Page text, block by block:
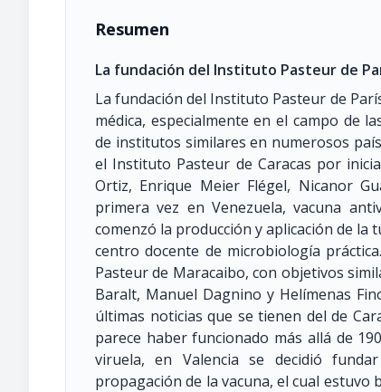
Resumen
La fundación del Instituto Pasteur de
La fundación del Instituto Pasteur de
médica, especialmente en el campo de
de institutos similares en numerosos
el Instituto Pasteur de Caracas por
Ortiz, Enrique Meier Flégel, Nicanor
primera vez en Venezuela, vacuna
comenzó la producción y aplicación de la
centro docente de microbiología
Pasteur de Maracaibo, con objetivos
Baralt, Manuel Dagnino y Helímenas
últimas noticias que se tienen del de
parece haber funcionado más allá de
viruela, en Valencia se decidió
propagación de la vacuna, el cual estuvo